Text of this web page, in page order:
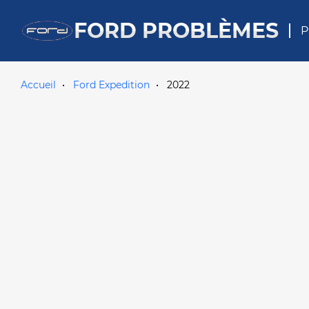
FORD PROBLÈMES
Accueil Ford Expedition 2022